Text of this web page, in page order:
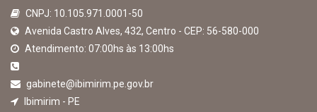
CNPJ: 10.105.971.0001-50
Avenida Castro Alves, 432, Centro - CEP: 56-580-000
Atendimento: 07:00hs às 13:00hs
gabinete@ibimirim.pe.gov.br
Ibimirim - PE